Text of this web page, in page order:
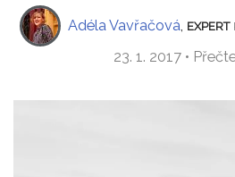
Adéla Vavřačová EXPERT
23. 1. 2017 •